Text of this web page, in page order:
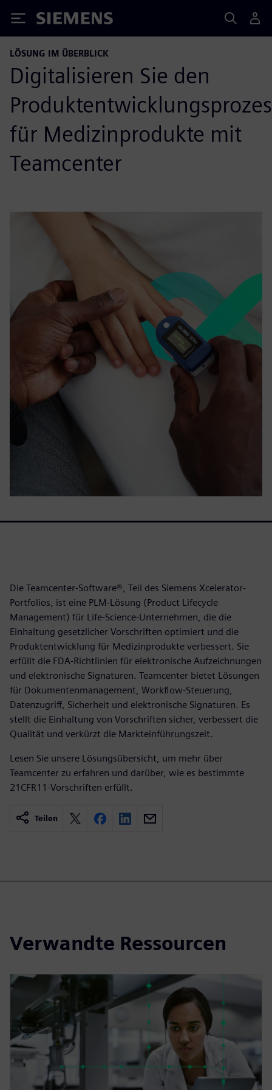
Siemens
LÖSUNG IM ÜBERBLICK
Digitalisieren Sie den
für Medizinprodukte mit
Teamcenter
Die Teamcenter-Software®, Teil des Siemens Xcelerator-
Portfolios, ist eine PLM-Lösung (Product Lifecycle
Management) für Life-Science-Unternehmen, die die
Einhaltung gesetzlicher Vorschriften optimiert und die
Produktentwicklung für Medizinprodukte verbessert. Sie
erfüllt die FDA-Richtlinien für elektronische Aufzeichnungen
und elektronische Signaturen. Teamcenter bietet Lösungen
für Dokumentenmanagement, Workflow-Steuerung,
Datenzugriff, Sicherheit und elektronische Signaturen. Es
stellt die Einhaltung von Vorschriften sicher, verbessert die
Qualität und verkürzt die Markteinführungszeit.
Lesen Sie unsere Lösungsübersicht, um mehr über
Teamcenter zu erfahren und darüber, wie es bestimmte
21CFR11-Vorschriften erfüllt.
Teilen
Verwandte Ressourcen